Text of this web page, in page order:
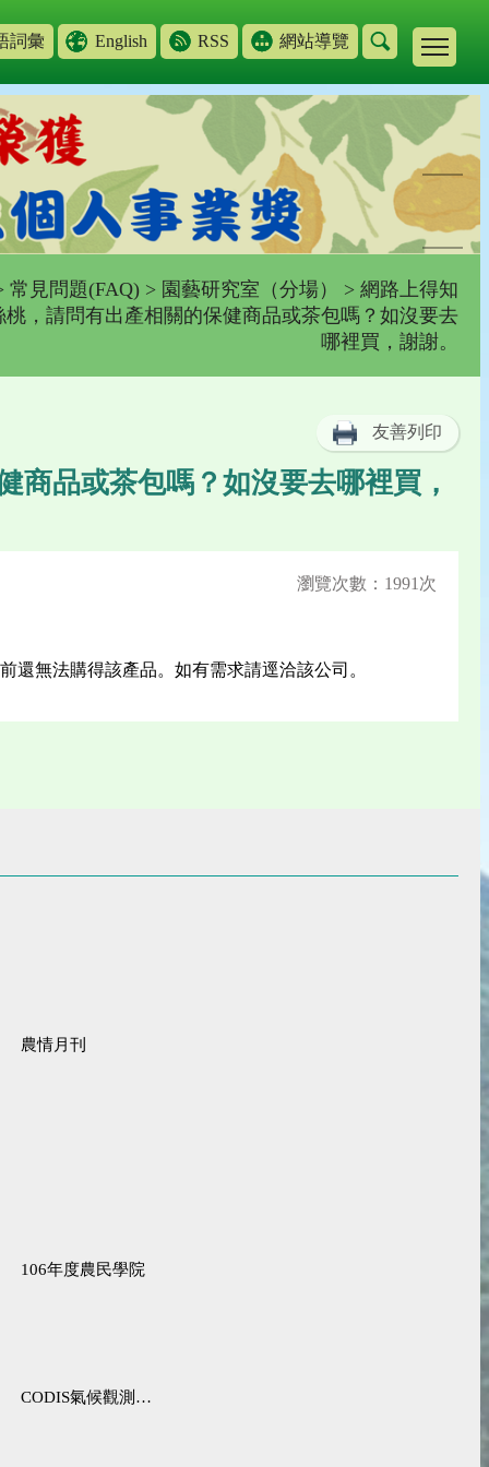
詞彙 English RSS 網站導覽
常見問題(FAQ) > 園藝研究室（分場）
> 網路上得知
，請問有出產相關的保健商品或茶包嗎？如沒要去
哪裡買，謝謝。
友善列印
商品或茶包嗎？如沒要去哪裡買，
瀏覽次數：1991次
還無法購得該產品。如有需求請逕洽該公司。
農情月刊
106年度農民學院
CODIS氣候觀測資料查詢服務